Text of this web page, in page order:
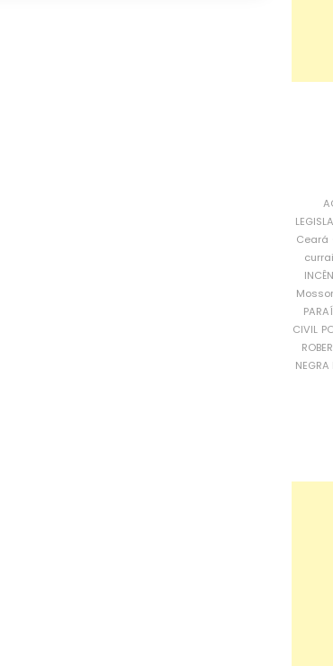
Ceará
CIVIL
NEGRA